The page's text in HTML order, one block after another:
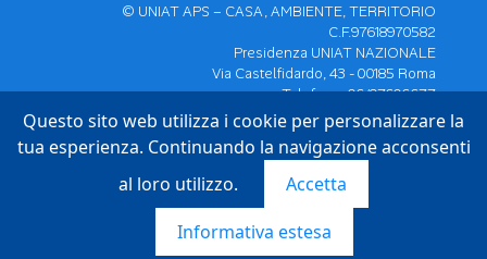
Questo sito web utilizza i cookie per personalizzare la
tua esperienza. Continuando la navigazione acconsenti
al loro utilizzo.
Accetta
Informativa estesa
© UNIAT APS – CASA, AMBIENTE, TERRITORIO
C.F.97618970582
Presidenza UNIAT NAZIONALE
Via Castelfidardo, 43 - 00185 Roma
Telefono: 06/97606677
Email:UNIAT.APS@PEC.IT-
NAZIONALE.UNIAT.APS@UNIAT.IT
|PRIVACY - POLICY
Designed and Developed by